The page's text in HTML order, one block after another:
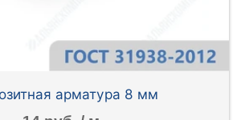
арматура 8 мм